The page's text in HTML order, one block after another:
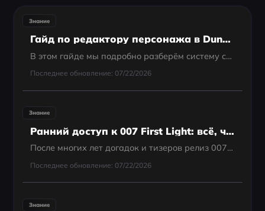
Знание
Гайд по редактору персонажа в Dune: Awakening
В этом гайде мы подробно разберём систему создания персонажа в Dune: Awakening, включая пресеты, типы телосложения и визуальные настройки.
Последнее обновление: 07/22/2026
Знание
Ранний доступ к 007 First Light: всё, что нужно знать
После многих лет догадок и тизеров релиз 007 First Light наконец-то уже близко. Игра, разработанная IO Interactive, предлагает иной подход по сравнению со старыми играми про Джеймса Бонда, делая больший акцент на скрытности, шпионских гаджетах,...
Последнее обновление: 07/22/2026
Знание